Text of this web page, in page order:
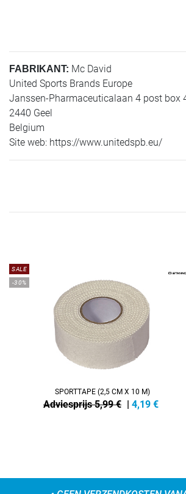
FABRIKANT: Mc David
United Sports Brands Europe
Janssen-Pharmaceuticalaan 4 post box
2440 Geel
Belgium
Site web: https://www.unitedspb.eu/
SALE
-30%
SPORTTAPE (2,5 CM X 10 M)
Adviesprijs 5,99 € 4,19 €